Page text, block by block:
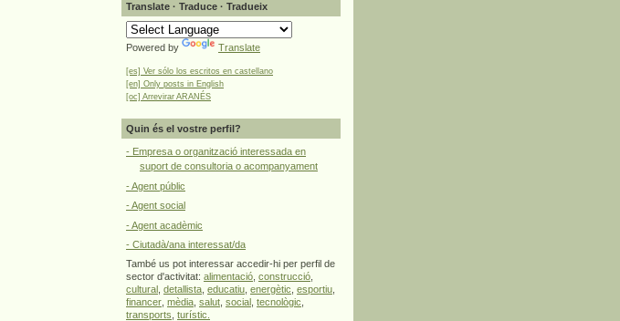
Translate · Traduce · Tradueix
Powered by Translate
[es] Ver sólo los escritos en castellano
[en] Only posts in English
[oc] Arrevirar ARANÉS
Quin és el vostre perfil?
- Empresa o organització interessada en
suport de consultoria o acompanyament
- Agent públic
- Agent social
- Agent acadèmic
- Ciutadà/ana interessat/da
També us pot interessar accedir-hi per perfil de
sector d'activitat: alimentació construcció
cultural detallista educatiu energètic esportiu
financer mèdia salut social tecnològic
transports turístic.